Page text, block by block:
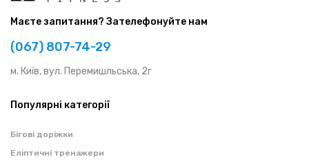
Маєте запитання? Зателефонуйте нам
(067) 807-74-29
м. Київ, вул. Перемишльська, 2г
Популярні категорії
Бігові доріжки
Еліптичні тренажери